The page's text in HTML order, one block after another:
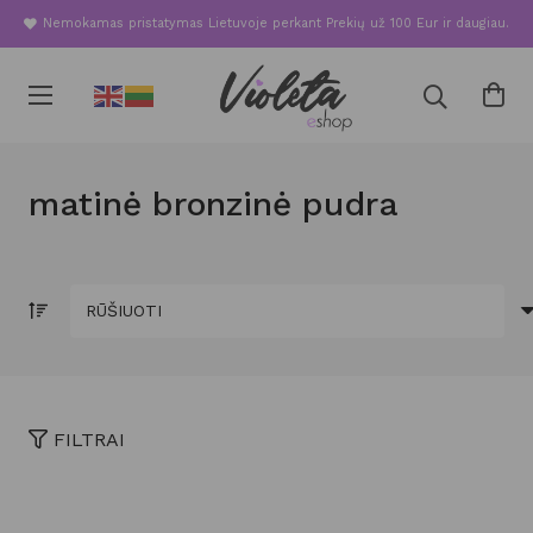
Nemokamas pristatymas Lietuvoje perkant Prekių už 100 Eur ir daugiau.
matinė bronzinė pudra
FILTRAI